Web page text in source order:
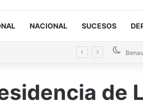
NACIONAL SUCESOS
de